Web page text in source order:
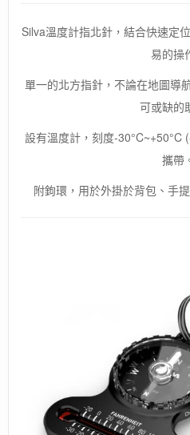
Silva溫度計指北針，結合快速定
易的操
單一的北方指針，不論在地圖導
可或缺的
設有溫度計，刻度-30°C~+50°C
攜帶
附鉤環，用於外掛於背包、手